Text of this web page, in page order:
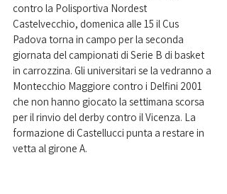
contro la Polisportiva Nordest
Castelvecchio, domenica alle 15 il Cus
Padova torna in campo per la seconda
giornata del campionati di Serie B di basket
in carrozzina. Gli universitari se la vedranno a
Montecchio Maggiore contro i Delfini 2001
che non hanno giocato la settimana scorsa
per il rinvio del derby contro il Vicenza. La
formazione di Castellucci punta a restare in
vetta al girone A.